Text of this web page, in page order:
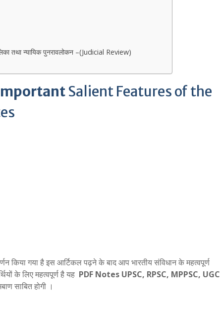
तथा न्यायिक पुनरावलोकन –(Judicial Review)
Salient Features of the
किया गया है इस आर्टिकल पढ़ने के बाद आप भारतीय संविधान के महत्वपूर्ण
के लिए महत्वपूर्ण है यह PDF Notes UPSC, RPSC, MPPSC, UGC
साबित होगी ।